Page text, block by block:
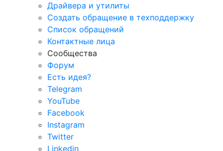
Драйвера и утилиты
Создать обращение в техподдержку
Список обращений
Контактные лица
Сообщества
Форум
Есть идея?
Telegram
YouTube
Facebook
Instagram
Twitter
Linkedin